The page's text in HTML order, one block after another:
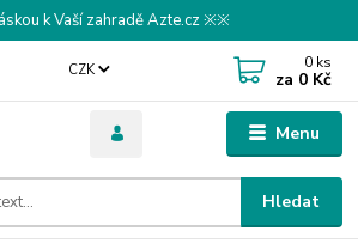
k Vaší zahradě Azte.cz ※※
Menu
CZK
Hledat
0 ks
za 0 Kč